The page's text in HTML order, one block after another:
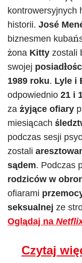
kontrowersyjnych
historii. José
biznesmen
żona Kitty zostali
swojej
1989 roku. Lyle i
odpowiednio 21 i
za żyjące ofiary
miesiącach
podczas sesji
zostali
sądem. Podczas
rodziców w
ofiarami
seksualnej ze
Oglądaj na
Czytaj